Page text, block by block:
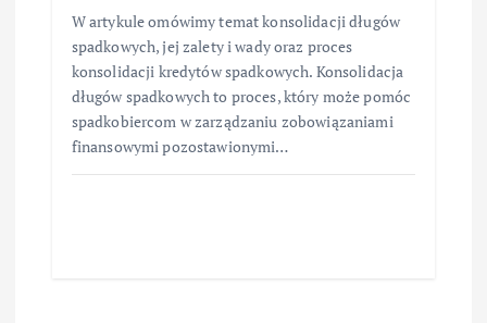
W artykule omówimy temat konsolidacji długów
spadkowych, jej zalety i wady oraz proces
konsolidacji kredytów spadkowych. Konsolidacja
długów spadkowych to proces, który może pomóc
spadkobiercom w zarządzaniu zobowiązaniami
finansowymi pozostawionymi…